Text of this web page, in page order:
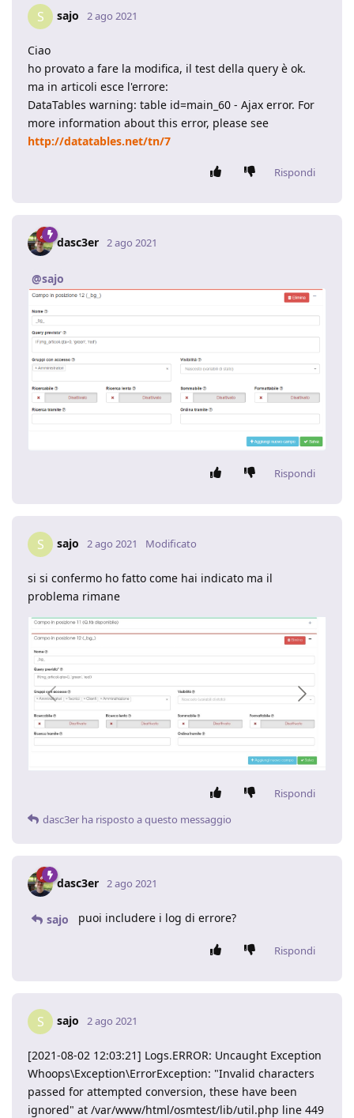
S sajo 2 ago 2021
Ciao
ho provato a fare la modifica, il test della query è ok.
ma in articoli esce l'errore:
DataTables warning: table id=main_60 - Ajax error. For
more information about this error, please see
http://datatables.net/tn/7
Rispondi
dasc3er 2 ago 2021
@sajo
Rispondi
S sajo 2 ago 2021 Modificato
si si confermo ho fatto come hai indicato ma il
problema rimane
Rispondi
dasc3er ha risposto a questo messaggio
dasc3er 2 ago 2021
sajo puoi includere i log di errore?
Rispondi
S sajo 2 ago 2021
[2021-08-02 12:03:21] Logs.ERROR: Uncaught Exception
Whoops\Exception\ErrorException: "Invalid characters
passed for attempted conversion, these have been
ignored" at /var/www/html/osmtest/lib/util.php line 449